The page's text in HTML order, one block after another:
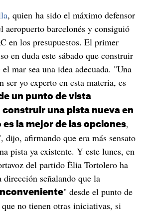
, quien ha sido el máximo defensor
aeropuerto barcelonés y consiguió
en los presupuestos. El primer
en duda este sábado que construir
mar sea una idea adecuada. "Una
yo experto en esta materia, es
un punto de vista
una pista nueva en
es la mejor de las opciones,
dijo, afirmando que era más sensato
pista ya existente. Y este lunes, en
del partido Èlia Tortolero ha
dirección señalando que la
" desde el punto de
no tienen otras iniciativas, si